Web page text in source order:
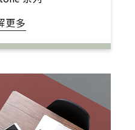
更多